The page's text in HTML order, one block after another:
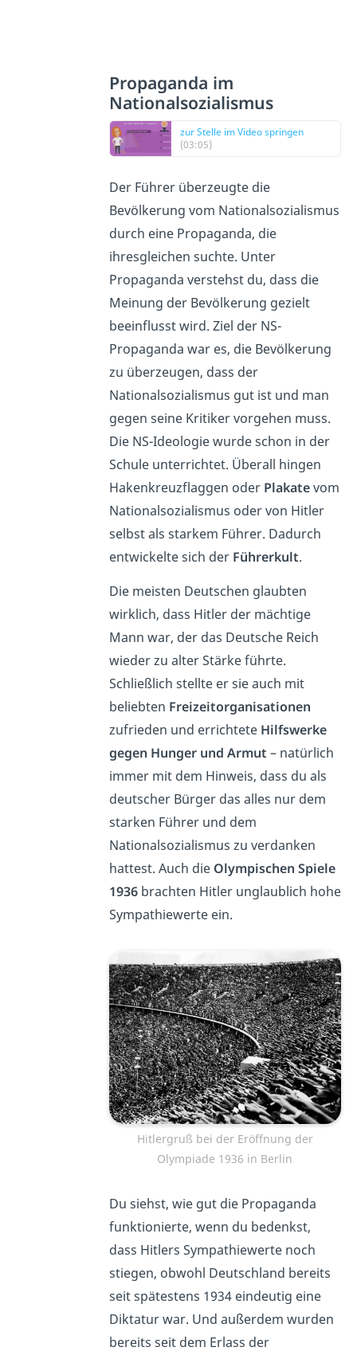
Propaganda im
Nationalsozialismus
zur Stelle im Video springen
(03:05)
Der Führer überzeugte die
Bevölkerung vom Nationalsozialismus
durch eine Propaganda, die
ihresgleichen suchte. Unter
Propaganda verstehst du, dass die
Meinung der Bevölkerung gezielt
beeinflusst wird. Ziel der NS-
Propaganda war es, die Bevölkerung
zu überzeugen, dass der
Nationalsozialismus gut ist und man
gegen seine Kritiker vorgehen muss.
Die NS-Ideologie wurde schon in der
Schule unterrichtet. Überall hingen
Hakenkreuzflaggen oder Plakatevom
Nationalsozialismus oder von Hitler
selbst als starkem Führer. Dadurch
entwickelte sich der Führerkult.
Die meisten Deutschen glaubten
wirklich, dass Hitler der mächtige
Mann war, der das Deutsche Reich
wieder zu alter Stärke führte.
Schließlich stellte er sie auch mit
beliebten Freizeitorganisationen
zufrieden und errichtete Hilfswerke
gegen Hunger und Armut – natürlich
immer mit dem Hinweis, dass du als
deutscher Bürger das alles nur dem
starken Führer und dem
Nationalsozialismus zu verdanken
hattest. Auch die Olympischen Spiele
1936brachten Hitler unglaublich hohe
Sympathiewerte ein.
Hitlergruß bei der Eröffnung der
Olympiade 1936 in Berlin
Du siehst, wie gut die Propaganda
funktionierte, wenn du bedenkst,
dass Hitlers Sympathiewerte noch
stiegen, obwohl Deutschland bereits
seit spätestens 1934 eindeutig eine
Diktatur war. Und außerdem wurden
bereits seit dem Erlass der